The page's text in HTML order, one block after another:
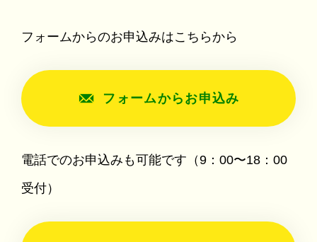
フォームからのお申込みはこちらから
フォームからお申込み
電話でのお申込みも可能です（9：00〜18：00
受付）